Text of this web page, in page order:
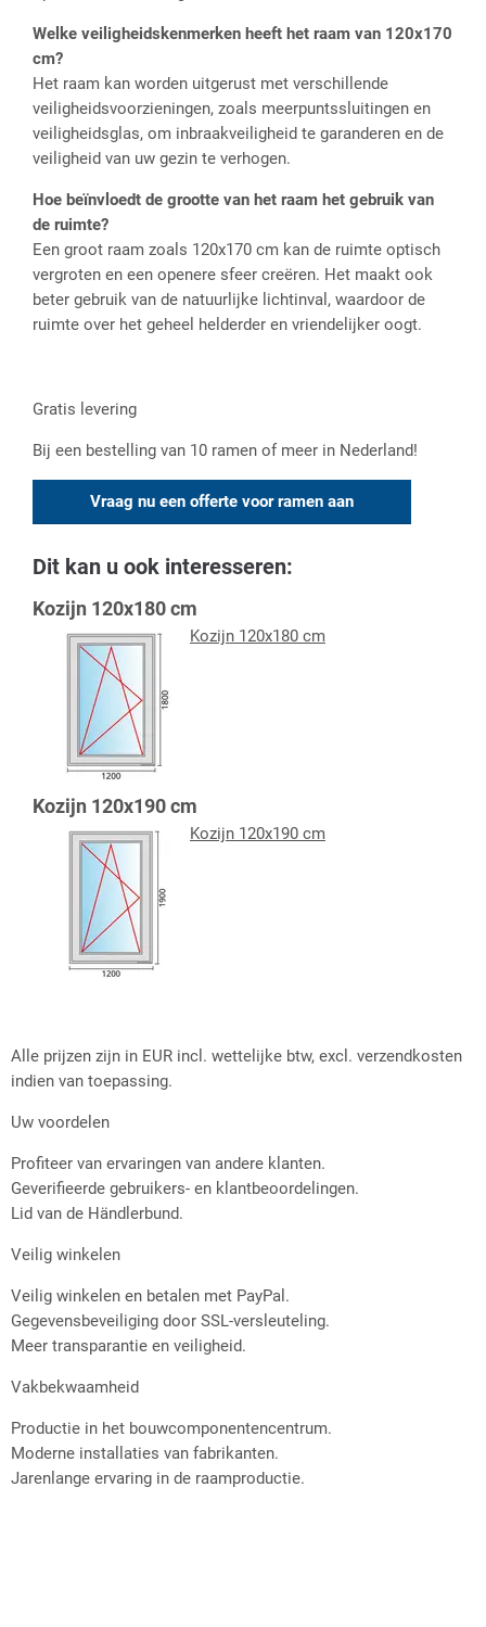
Welke veiligheidskenmerken heeft het raam van 120x170
cm?
Het raam kan worden uitgerust met verschillende
veiligheidsvoorzieningen, zoals meerpuntssluitingen en
veiligheidsglas, om inbraakveiligheid te garanderen en de
veiligheid van uw gezin te verhogen.
Hoe beïnvloedt de grootte van het raam het gebruik van
de ruimte?
Een groot raam zoals 120x170 cm kan de ruimte optisch
vergroten en een openere sfeer creëren. Het maakt ook
beter gebruik van de natuurlijke lichtinval, waardoor de
ruimte over het geheel helderder en vriendelijker oogt.
Gratis levering
Bij een bestelling van 10 ramen of meer in Nederland!
Vraag nu een offerte voor ramen aan
Dit kan u ook interesseren:
Kozijn 120x180 cm
Kozijn 120x180 cm
Kozijn 120x190 cm
Kozijn 120x190 cm
Alle prijzen zijn in EUR incl. wettelijke btw, excl. verzendkosten
indien van toepassing.
Uw voordelen
Profiteer van ervaringen van andere klanten.
Geverifieerde gebruikers- en klantbeoordelingen.
Lid van de Händlerbund.
Veilig winkelen
Veilig winkelen en betalen met PayPal.
Gegevensbeveiliging door SSL-versleuteling.
Meer transparantie en veiligheid.
Vakbekwaamheid
Productie in het bouwcomponentencentrum.
Moderne installaties van fabrikanten.
Jarenlange ervaring in de raamproductie.